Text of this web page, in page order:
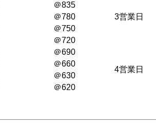
3営業日
＠835
＠780
＠750
＠720
＠690
4営業日
＠660
＠630
＠620